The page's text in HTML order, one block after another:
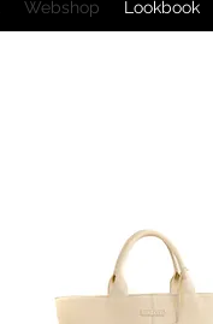
Webshop Lookbook